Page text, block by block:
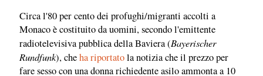
Circa l'80 per cento dei profughi/migranti accolti a
Monaco è costituito da uomini, secondo l'emittente
radiotelevisiva pubblica della Baviera (Bayerischer
Rundfunk), cheha riportatola notizia che il prezzo per
fare sesso con una donna richiedente asilo ammonta a 10